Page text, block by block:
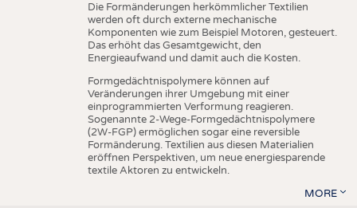
Die Formänderungen herkömmlicher Textilien
werden oft durch externe mechanische
Komponenten wie zum Beispiel Motoren, gesteuert.
Das erhöht das Gesamtgewicht, den
Energieaufwand und damit auch die Kosten.
Formgedächtnispolymere können auf
Veränderungen ihrer Umgebung mit einer
einprogrammierten Verformung reagieren.
Sogenannte 2-Wege-Formgedächtnispolymere
(2W-FGP) ermöglichen sogar eine reversible
Formänderung. Textilien aus diesen Materialien
eröffnen Perspektiven, um neue energiesparende
textile Aktoren zu entwickeln.
MORE